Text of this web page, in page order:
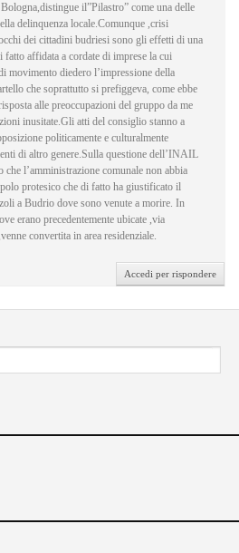
il”Pilastro” come una delle
delinquenza locale.Comunque ,crisi
dei cittadini budriesi sono gli effetti di una
affidata a cordate di imprese la cui
movimento diedero l’impressione della
che soprattutto si prefiggeva, come ebbe
alle preoccupazioni del gruppo da me
inusitate.Gli atti del consiglio stanno a
politicamente e culturalmente
di altro genere.Sulla questione dell’INAIL
l’amministrazione comunale non abbia
protesico che di fatto ha giustificato il
a Budrio dove sono venute a morire. In
erano precedentemente ubicate ,via
convertita in area residenziale.
Accedi per rispondere